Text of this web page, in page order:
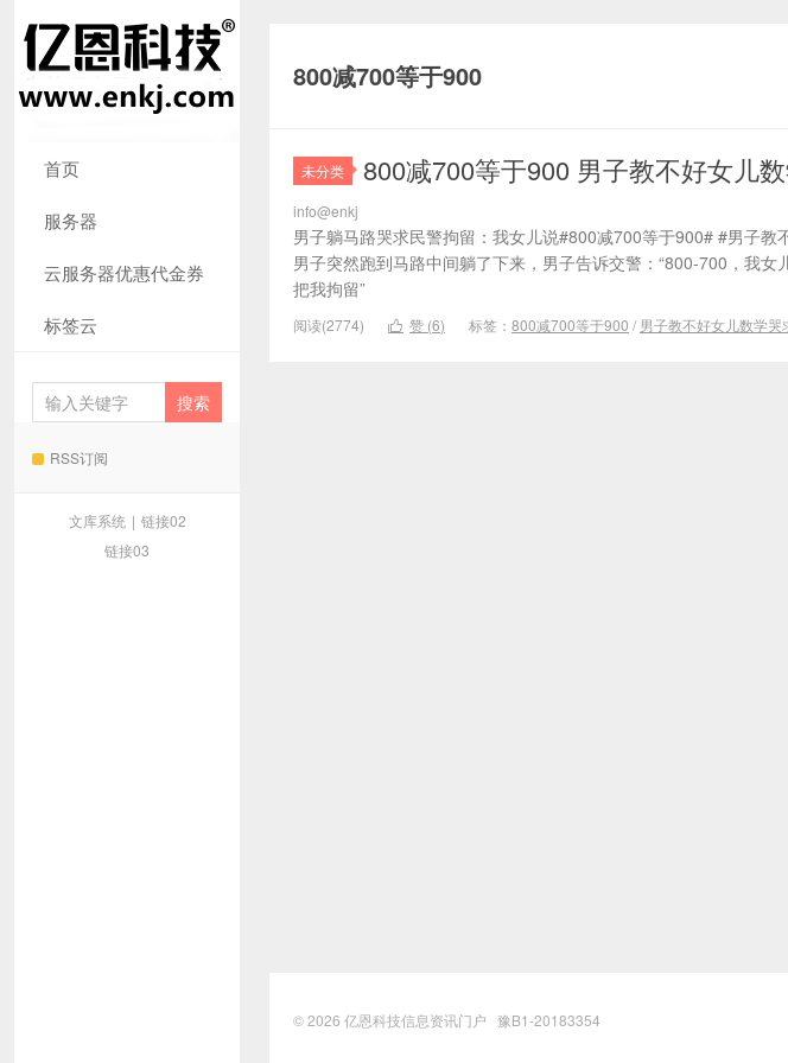
首页
服务器
云服务器优惠代金券
标签云
RSS订阅
文库系统 | 链接02
链接03
800减700等于900
未分类 800减700等于900 男子教不好女儿
info@enkj
男子躺马路哭求民警拘留：我女儿说#800减700等于900# #男子
男子突然跑到马路中间躺了下来，男子告诉交警：“800-700，我
把我拘留”
阅读(2774)  赞 (6) 标签： 800减700等于900 / 男子教不好女儿数学哭
© 2026 亿恩科技信息资讯门户 豫B1-20183354